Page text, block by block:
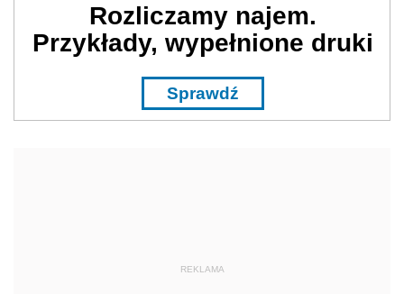
Rozliczamy najem.
Przykłady, wypełnione druki
Sprawdź
REKLAMA